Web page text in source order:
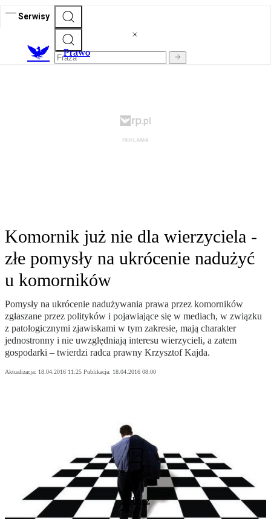
Serwisy
Prawo
Komornik już nie dla wierzyciela -
złe pomysły na ukrócenie nadużyć
u komorników
Pomysły na ukrócenie nadużywania prawa przez komorników
zgłaszane przez polityków i pojawiające się w mediach, w związku
z patologicznymi zjawiskami w tym zakresie, mają charakter
jednostronny i nie uwzględniają interesu wierzycieli, a zatem
gospodarki – twierdzi radca prawny Krzysztof Kajda.
Aktualizacja: 18.04.2016 11:25 Publikacja: 18.04.2016 08:00
2 zdjęcia
Zobacz